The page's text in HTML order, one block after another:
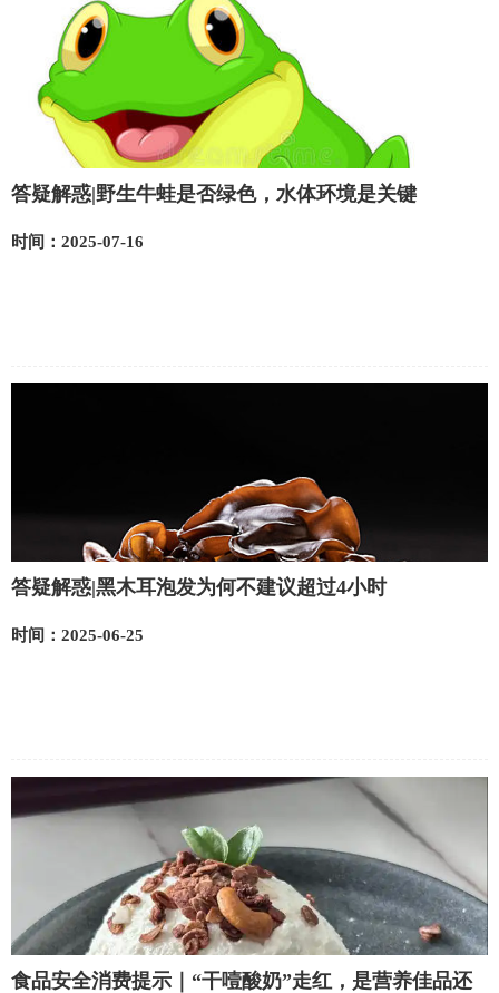
答疑解惑|野生牛蛙是否绿色，水体环境是关键
时间：2025-07-16
答疑解惑|黑木耳泡发为何不建议超过4小时
时间：2025-06-25
食品安全消费提示｜“干噎酸奶”走红，是营养佳品还